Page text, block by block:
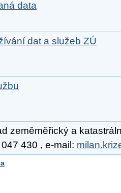
data
dat a služeb ZÚ
zeměměřický a
430 , e-mail: